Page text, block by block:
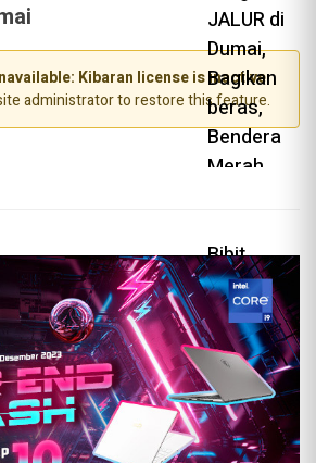
Kibaran license is inactive.
administrator to restore this feature.